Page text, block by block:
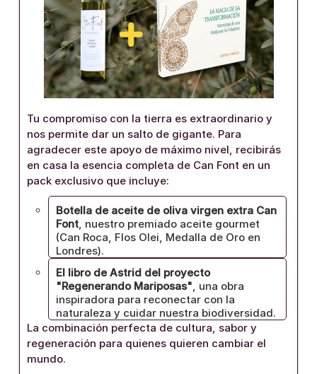
Tu compromiso con la tierra es extraordinario y
nos permite dar un salto de gigante. Para
agradecer este apoyo de máximo nivel, recibirás
en casa la esencia completa de Can Font en un
pack exclusivo que incluye:
Botella de aceite de oliva virgen extra Can
Font, nuestro premiado aceite gourmet
(Can Roca, Flos Olei, Medalla de Oro en
Londres).
El libro de Astrid del proyecto
"Regenerando Mariposas", una obra
inspiradora para reconectar con la
naturaleza y cuidar nuestra biodiversidad.
La combinación perfecta de cultura, sabor y
regeneración para quienes quieren cambiar el
mundo.